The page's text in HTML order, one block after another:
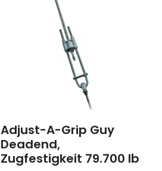
Adjust-A-Grip Guy
Deadend,
Zugfestigkeit 79.700 lb